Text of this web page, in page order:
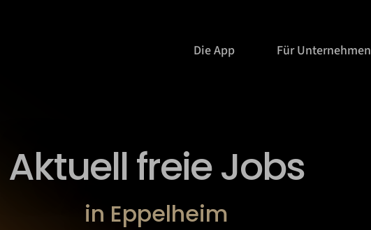
Die App Für Unternehmen
Aktuell freie Jobs
in Eppelheim